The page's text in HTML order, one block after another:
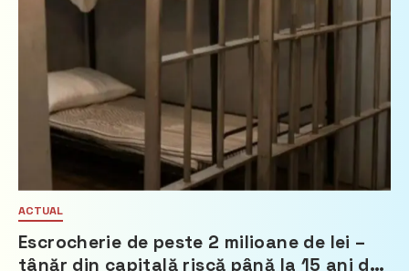
ACTUAL
Escrocherie de peste 2 milioane de lei –
tânăr din capitală riscă până la 15 ani de